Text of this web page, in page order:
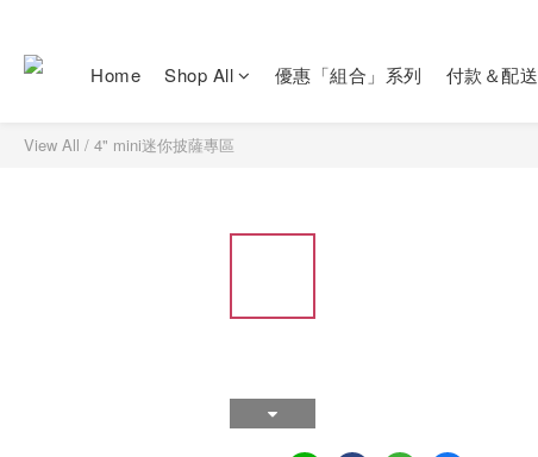
Home Shop All 優惠「組合」系列 付款＆配送
View All / 4" mini迷你披薩專區